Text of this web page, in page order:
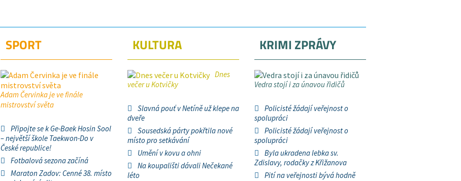
SPORT
Adam Červinka je ve finále
mistrovství světa
Připojte se k Ge-Baek Hosin Sool
– největší škole Taekwon-Do v
České republice!
Fotbalová sezona začíná
Maraton Zadov: Cenné 38. místo
KULTURA
Dnes
večer u Kotvičky
Slavná pouť v Netíně už klepe na
dveře
Sousedská párty pokřtila nové
místo pro setkávání
Umění v kovu a ohni
Na koupališti dávali Nečekané
léto
KRIMI ZPRÁVY
Vedra stojí i za únavou řidičů
Policisté žádají veřejnost o
spolupráci
Policisté žádají veřejnost o
spolupráci
Byla ukradena lebka sv.
Zdislavy, rodačky z Křižanova
Pití na veřejnosti bývá hodně